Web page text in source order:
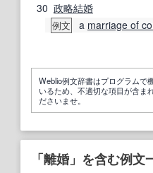
30 政略結婚
例文 a marriage of
Weblio例文辞書はプログラムで
いるため、不適切な項目が含ま
ださいませ。
「離婚」を含む例文